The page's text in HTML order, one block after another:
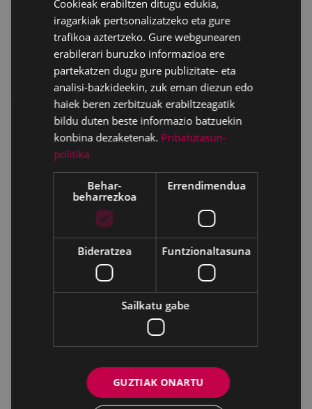
Cookieak erabiltzen ditugu edukia,
iragarkiak pertsonalizatzeko eta gure
trafikoa aztertzeko. Gure webgunearen
erabilerari buruzko informazioa ere
partekatzen dugu gure publizitate- eta
analisi-bazkideekin, zuk eman diezun edo
haiek beren zerbitzuak erabiltzeagatik
bildu duten beste informazio batzuekin
konbina dezaketenak. Pribatutasun-
politika
Behar-
beharrezkoa
Errendimendua
Bideratzea Funtzionaltasuna
Sailkatu gabe
GUZTIAK ONARTU